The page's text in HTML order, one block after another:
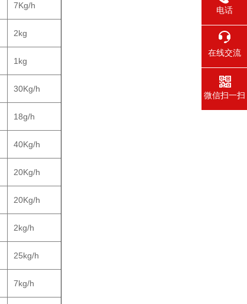
7Kg/h
2kg
1kg
30Kg/h
18g/h
40Kg/h
20Kg/h
20Kg/h
2kg/h
25kg/h
7kg/h
电话
在线交流
微信扫一扫